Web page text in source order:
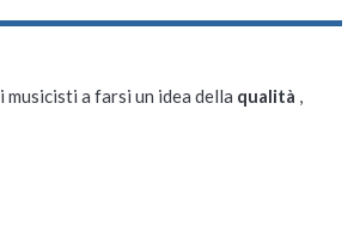
a farsi un idea della qualità ,